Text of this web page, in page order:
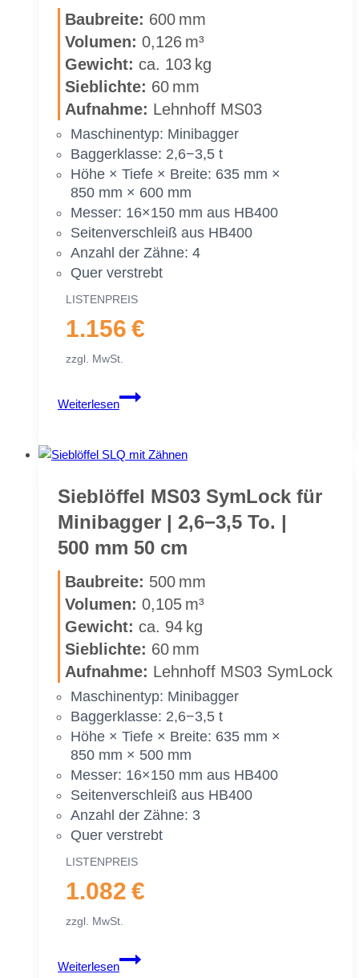
2,6−3,5 To.
|
500 mm
50 cm
Bau­brei­te: 600 mm
Vo­lu­men: 0,126 m³
Ge­wicht: ca. 103 kg
Sieb­lich­te: 60 mm
Auf­nah­me: Lehn­hoff MS03
Ma­schi­nen­typ: Mi­ni­bag­ger
Bag­ger­klas­se: 2,6−3,5 t
Höhe × Tie­fe × Brei­te: 635 mm ×
850 mm × 600 mm
Mes­ser: 16×150 mm aus HB400
Sei­ten­ver­schleiß aus HB400
An­zahl der Zäh­ne: 4
Quer ver­strebt
LIS­TEN­PREIS
1.156 €
zzgl. MwSt.
Weiterlesen
Sieb­
löf­
MS03
Mi­
bag­
ger
2,6−3,5 To.
|
600 mm
60 cm
Sieb­löf­fel MS03 Sym­Lock für
Mi­ni­bag­ger | 2,6−3,5 To. |
500 mm 50 cm
Bau­brei­te: 500 mm
Vo­lu­men: 0,105 m³
Ge­wicht: ca. 94 kg
Sieb­lich­te: 60 mm
Auf­nah­me: Lehn­hoff MS03 Sym­Lock
Ma­schi­nen­typ: Mi­ni­bag­ger
Bag­ger­klas­se: 2,6−3,5 t
Höhe × Tie­fe × Brei­te: 635 mm ×
850 mm × 500 mm
Mes­ser: 16×150 mm aus HB400
Sei­ten­ver­schleiß aus HB400
An­zahl der Zäh­ne: 3
Quer ver­strebt
LIS­TEN­PREIS
1.082 €
zzgl. MwSt.
Weiterlesen
Sieb­